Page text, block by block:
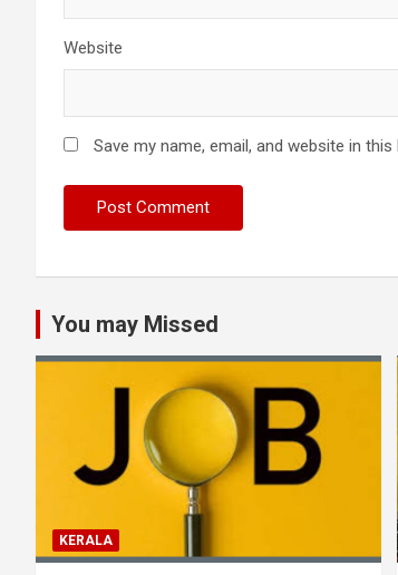
Website
Save my name, email, and website in
You may Missed
KERALA